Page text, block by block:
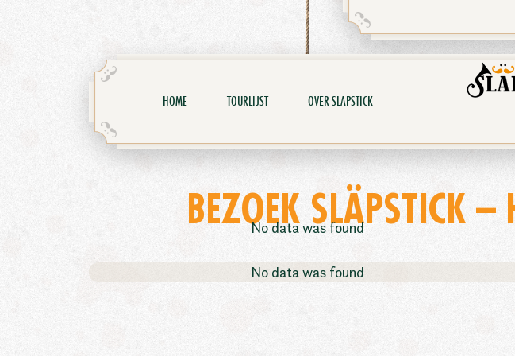
HOME TOURLIJST OVER SLÄPSTICK
BEZOEK SLÄPSTICK
No data was found
No data was found